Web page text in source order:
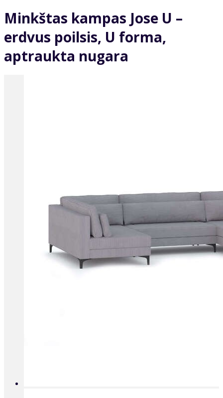
Minkštas kampas Jose U –
erdvus poilsis, U forma,
aptraukta nugara